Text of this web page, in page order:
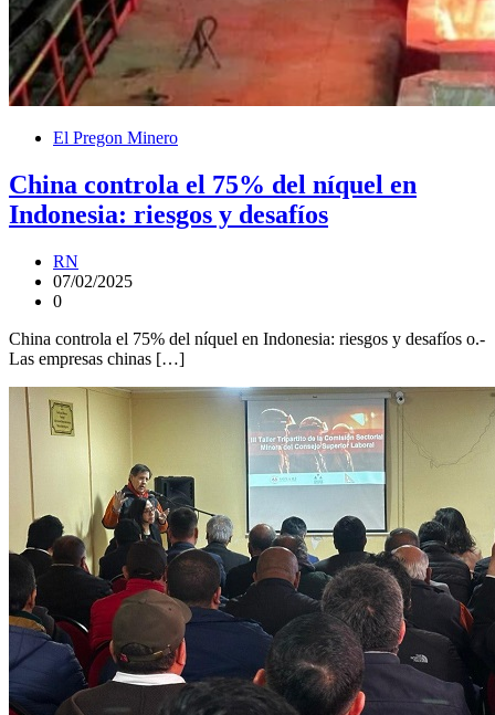
El Pregon Minero
China controla el 75% del níquel en
Indonesia: riesgos y desafíos
RN
07/02/2025
0
China controla el 75% del níquel en Indonesia: riesgos y desafíos o.-
Las empresas chinas […]